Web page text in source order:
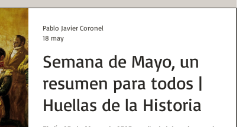
una educación histórica crítica en Argentina.
Semana de Mayo, un
resumen para todos |
Huellas de la Historia
Pablo Javier Coronel
18 may